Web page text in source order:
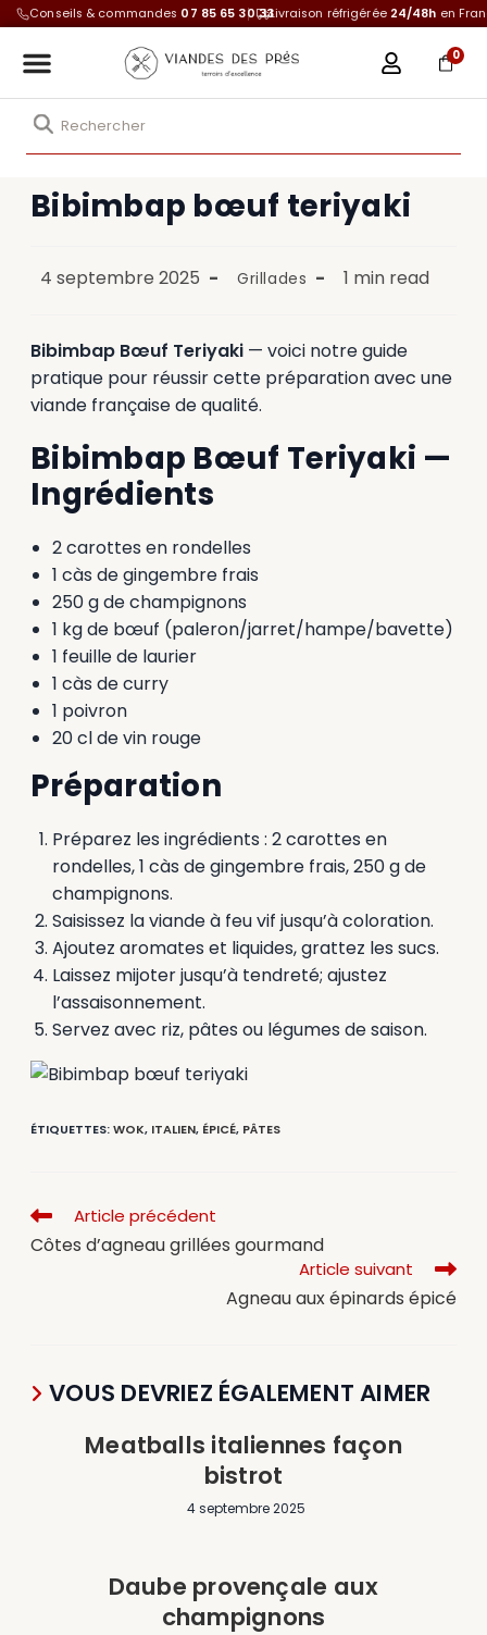
Conseils & commandes 07 85 65 30 33Livraison réfrigérée 24/48h en
0
Bibimbap bœuf teriyaki
4 septembre 2025 Grillades 1 min read
Bibimbap Bœuf Teriyaki — voici notre guide
pratique pour réussir cette préparation avec une
viande française de qualité.
Bibimbap Bœuf Teriyaki —
Ingrédients
2 carottes en rondelles
1 càs de gingembre frais
250 g de champignons
1 kg de bœuf (paleron/jarret/hampe/bavette)
1 feuille de laurier
1 càs de curry
1 poivron
20 cl de vin rouge
Préparation
Préparez les ingrédients : 2 carottes en
rondelles, 1 càs de gingembre frais, 250 g de
champignons.
Saisissez la viande à feu vif jusqu’à coloration.
Ajoutez aromates et liquides, grattez les sucs.
Laissez mijoter jusqu’à tendreté; ajustez
l’assaisonnement.
Servez avec riz, pâtes ou légumes de saison.
ÉTIQUETTES:WOK, ITALIEN, ÉPICÉ, PÂTES
Article précédent
Côtes d’agneau grillées gourmand
Article suivant
Agneau aux épinards épicé
VOUS DEVRIEZ ÉGALEMENT AIMER
Meatballs italiennes façon
bistrot
4 septembre 2025
Daube provençale aux
champignons